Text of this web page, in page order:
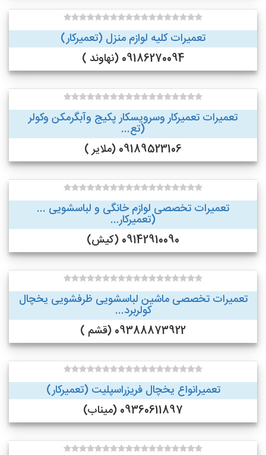
تعمیرات کلیه لوازم منزل (تعمیرکار)
09186270094 (نهاوند )
تعمیرات تعمیرکار وسرویسکار پکیج وآبگرمکن وکولر
(تع...
09189523106 (ملایر )
تعمیرات تخصصی لوازم خانگی و لباسشویی ...
(تعمیرکار...
09142910090 (کیش)
تعمیرات تخصصی ماشین لباسشویی ظرفشویی یخچال
کولربرد...
09388873922 (قشم )
تعمیرانواع یخچال فریزراسپلیت (تعمیرکار)
09360611897 (میناب)